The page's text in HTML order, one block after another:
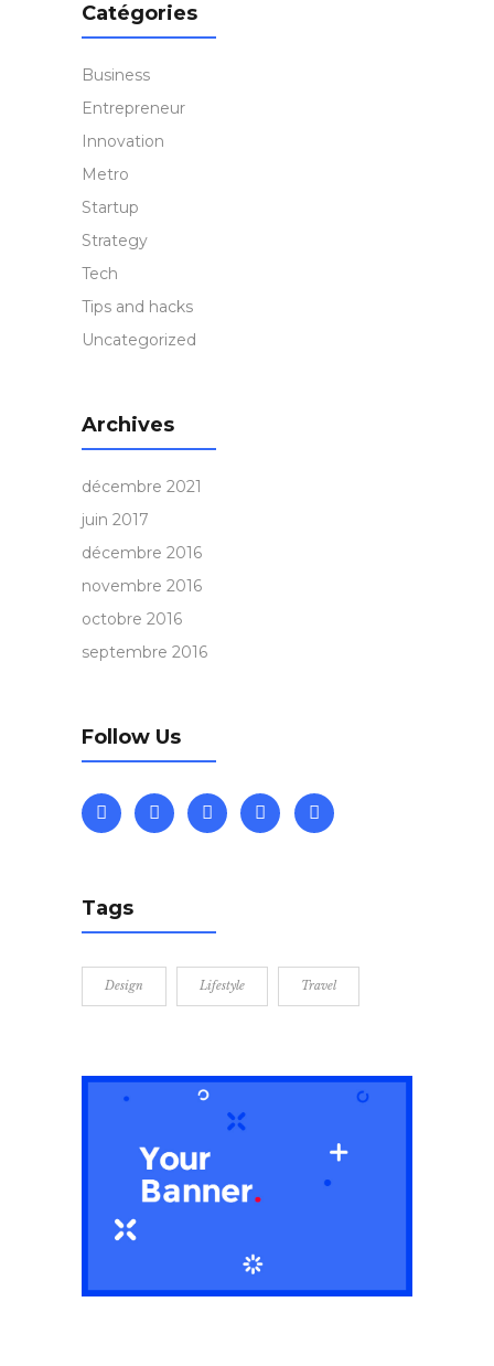
Catégories
Business
Entrepreneur
Innovation
Metro
Startup
Strategy
Tech
Tips and hacks
Uncategorized
Archives
décembre 2021
juin 2017
décembre 2016
novembre 2016
octobre 2016
septembre 2016
Follow Us
Tags
Design Lifestyle Travel